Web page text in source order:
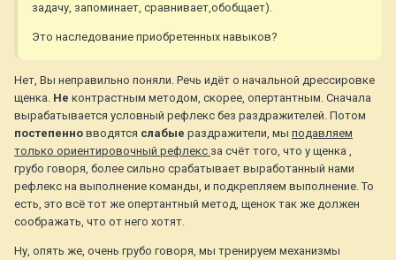
задачу, запоминает, сравнивает,обобщает).
Это наследование приобретенных навыков?
Нет, Вы неправильно поняли. Речь идёт о начальной дрессировке
щенка. Не контрастным методом, скорее, опертантным. Сначала
вырабатывается условный рефлекс без раздражителей. Потом
постепенно вводятся слабые раздражители, мы подавляем
только ориентировочный рефлекс за счёт того, что у щенка ,
грубо говоря, более сильно срабатывает выработанный нами
рефлекс на выполнение команды, и подкрепляем выполнение. То
есть, это всё тот же опертантный метод, щенок так же должен
соображать, что от него хотят.
Ну, опять же, очень грубо говоря, мы тренируем механизмы